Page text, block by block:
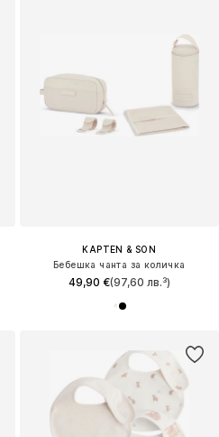
KAPTEN & SON
Бебешка чанта за количка
49,90 €(97,60 лв.³)